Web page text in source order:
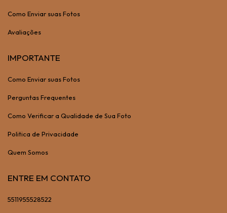
Como Enviar suas Fotos
Avaliações
IMPORTANTE
Como Enviar suas Fotos
Perguntas Frequentes
Como Verificar a Qualidade de Sua Foto
Politica de Privacidade
Quem Somos
ENTRE EM CONTATO
5511955528522